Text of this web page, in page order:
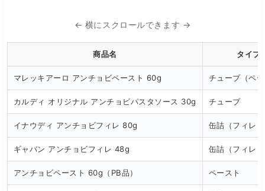
← 横にスクロールできます →
商品名 タイプ
マレッキアーロ アンチョビペースト 60g チューブ（ペ
カルディ オリジナル アンチョビパスタソース 30g チューブ
イナウディ アンチョビフィレ 80g 缶詰（フィレ）
ギャバン アンチョビフィレ 48g 缶詰（フィレ）
アンチョビペースト 60g（PB品） ペースト